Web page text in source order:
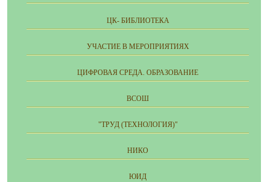
ЦК- БИБЛИОТЕКА
УЧАСТИЕ В МЕРОПРИЯТИЯХ
ЦИФРОВАЯ СРЕДА. ОБРАЗОВАНИЕ
ВСОШ
"ТРУД (ТЕХНОЛОГИЯ)"
НИКО
ЮИД